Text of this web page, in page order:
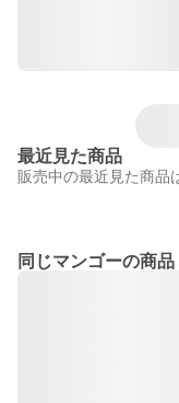
最近見た商品
販売中の最近見た商品
同じマンゴーの商品